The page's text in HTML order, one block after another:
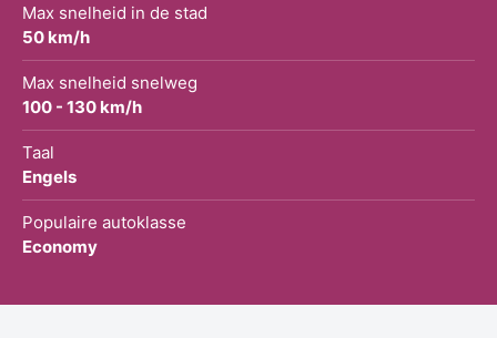
Max snelheid in de stad
50 km/h
Max snelheid snelweg
100 - 130 km/h
Taal
Engels
Populaire autoklasse
Economy